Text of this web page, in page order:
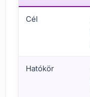
Cél
Hatókör